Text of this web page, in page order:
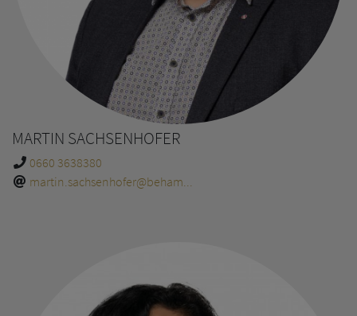
MARTIN SACHSENHOFER
0660 3638380
martin.sachsenhofer@beham...